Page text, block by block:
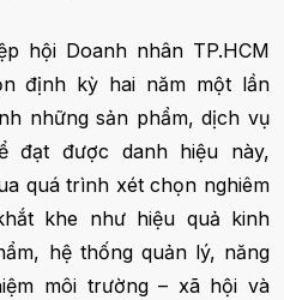
hội Doanh nhân TP.HCM
định kỳ hai năm một lần
những sản phẩm, dịch vụ
đạt được danh hiệu này,
quá trình xét chọn nghiêm
khe như hiệu quả kinh
hệ thống quản lý, năng
môi trường – xã hội và